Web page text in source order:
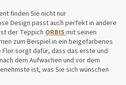
finden Sie nicht nur
Design passt auch perfekt in andere
der Teppich ORBISmit seinen
zum Beispiel in ein beigefarbenes
Flor sorgt dafür, dass das erste und
dem Aufwachen und vor dem
ist, was Sie sich wünschen